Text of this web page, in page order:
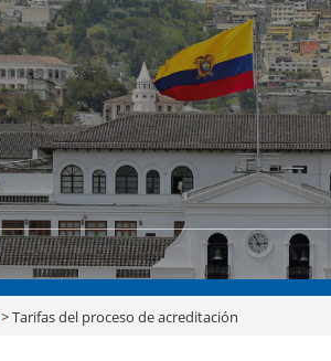
>Tarifas del proceso de acreditación